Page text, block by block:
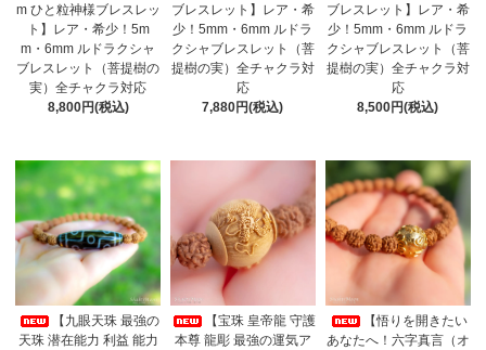
m ひと粒神様ブレスレッ
ト】レア・希少！5m
m・6mm ルドラクシャ
ブレスレット（菩提樹の
実）全チャクラ対応
8,800円(税込)
ブレスレット】レア・希
少！5mm・6mm ルドラ
クシャブレスレット（菩
提樹の実）全チャクラ対
応
7,880円(税込)
ブレスレット】レア・希
少！5mm・6mm ルドラ
クシャブレスレット（菩
提樹の実）全チャクラ対
応
8,500円(税込)
【九眼天珠 最強の
天珠 潜在能力 利益 能力
【宝珠 皇帝龍 守護
本尊 龍彫 最強の運気ア
【悟りを開きたい
あなたへ！六字真言（オ